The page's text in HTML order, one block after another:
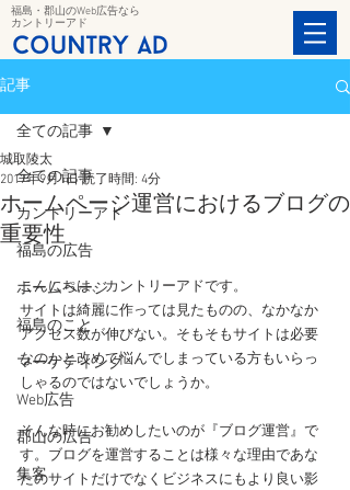
福島・郡山のWeb広告なら
カントリーアド
記事
全ての記事
カントリーアド
福島の広告
ホームページ
福島のこと
マーケティング
Web広告
郡山の広告
集客
全ての記事
ホームページ運営におけるブログの
重要性
城取陵太
2017年9月1日 読了時間: 4分
こんにちは、カントリーアドです。
サイトは綺麗に作っては見たものの、なかなか
アクセス数が伸びない。そもそもサイトは必要
なのかと改めて悩んでしまっている方もいらっ
しゃるのではないでしょうか。
そんな時にお勧めしたいのが『ブログ運営』で
す。ブログを運営することは様々な理由であな
たのサイトだけでなくビジネスにもより良い影